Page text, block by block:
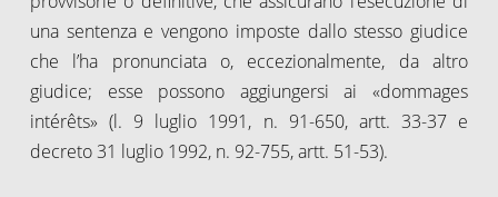
una sentenza e vengono imposte dallo stesso giudice
che l’ha pronunciata o, eccezionalmente, da altro
giudice; esse possono aggiungersi ai «dommages
intérêts» (l. 9 luglio 1991, n. 91-650, artt. 33-37 e
decreto 31 luglio 1992, n. 92-755, artt. 51-53).